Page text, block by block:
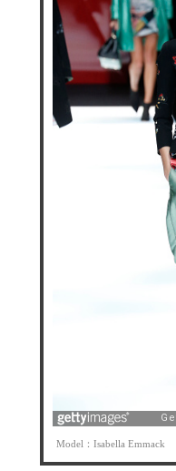
Model：Isabella Emmack